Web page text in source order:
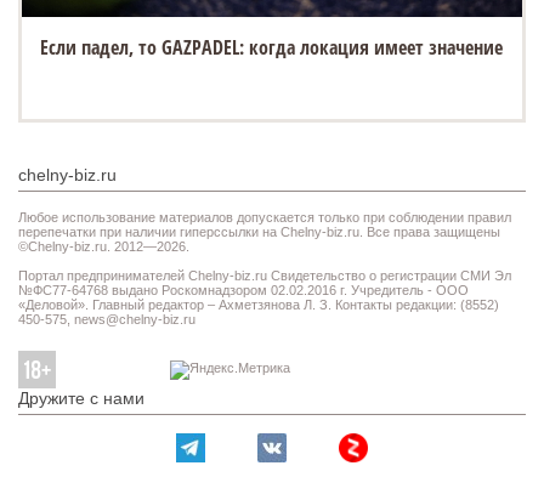
Если падел, то GAZPADEL: когда локация имеет значение
chelny-biz.ru
Любое использование материалов допускается только при соблюдении правил
перепечатки при наличии гиперссылки на Chelny-biz.ru. Все права защищены
©Chelny-biz.ru. 2012—2026.
Портал предпринимателей Chelny-biz.ru Свидетельство о регистрации СМИ Эл
№ФС77-64768 выдано Роскомнадзором 02.02.2016 г. Учредитель - ООО
«Деловой». Главный редактор – Ахметзянова Л. З. Контакты редакции: (8552)
450-575, news@chelny-biz.ru
Дружите с нами